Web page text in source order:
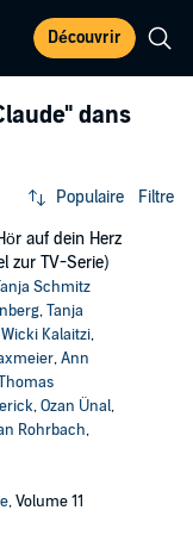
Découvrir
dans
Populaire Filtre
auf dein Herz
zur TV-Serie)
Schmitz
,Tanja
Wicki Kalaitzi,
,Ann
,Ozan Ünal,
Rohrbach,
, Volume 11